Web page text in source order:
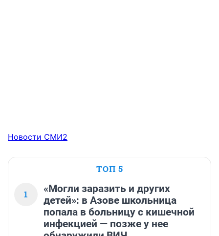
Новости СМИ2
ТОП 5
1
«Могли заразить и других
детей»: в Азове школьница
попала в больницу с кишечной
инфекцией — позже у нее